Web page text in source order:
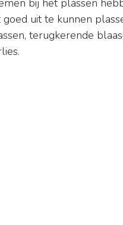
bij het plassen
uit te kunnen
terugkerende